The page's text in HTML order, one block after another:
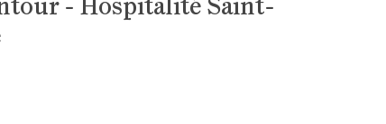
- Hospitalité Saint-